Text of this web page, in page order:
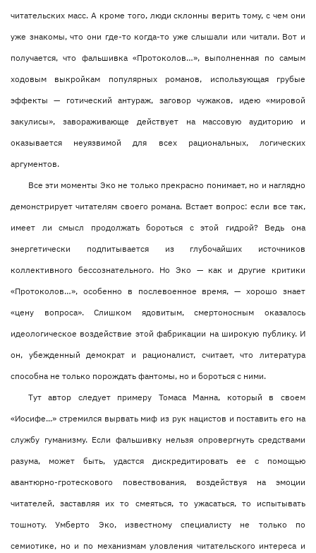
читательских масс. А кроме того, люди склонны верить тому, с чем они
уже знакомы, что они где-то когда-то уже слышали или читали. Вот и
получается, что фальшивка «Протоколов…», выполненная по самым
ходовым выкройкам популярных романов, использующая грубые
эффекты — готический антураж, заговор чужаков, идею «мировой
закулисы», завораживающе действует на массовую аудиторию и
оказывается неуязвимой для всех рациональных, логических
аргументов.
Все эти моменты Эко не только прекрасно понимает, но и наглядно
демонстрирует читателям своего романа. Встает вопрос: если все так,
имеет ли смысл продолжать бороться с этой гидрой? Ведь она
энергетически подпитывается из глубочайших источников
коллективного бессознательного. Но Эко — как и другие критики
«Протоколов…», особенно в послевоенное время, — хорошо знает
«цену вопроса». Слишком ядовитым, смертоносным оказалось
идеологическое воздействие этой фабрикации на широкую публику. И
он, убежденный демократ и рационалист, считает, что литература
способна не только порождать фантомы, но и бороться с ними.
Тут автор следует примеру Томаса Манна, который в своем
«Иосифе...» стремился вырвать миф из рук нацистов и поставить его на
службу гуманизму. Если фальшивку нельзя опровергнуть средствами
разума, может быть, удастся дискредитировать ее с помощью
авантюрно-гротескового повествования, воздействуя на эмоции
читателей, заставляя их то смеяться, то ужасаться, то испытывать
тошноту. Умберто Эко, известному специалисту не только по
семиотике, но и по механизмам уловления читательского интереса и